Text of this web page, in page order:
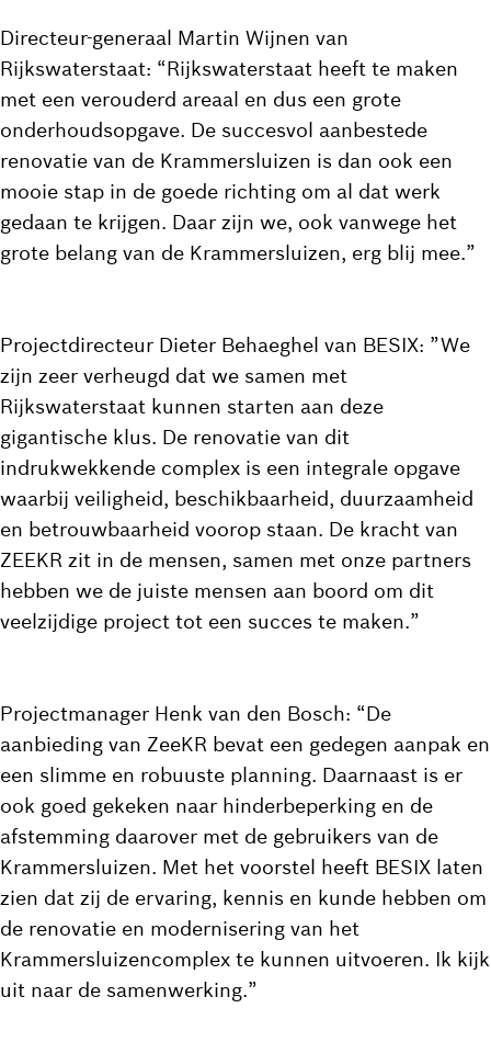
Directeur-generaal Martin Wijnen van
Rijkswaterstaat: “Rijkswaterstaat heeft te maken
met een verouderd areaal en dus een grote
onderhoudsopgave. De succesvol aanbestede
renovatie van de Krammersluizen is dan ook een
mooie stap in de goede richting om al dat werk
gedaan te krijgen. Daar zijn we, ook vanwege het
grote belang van de Krammersluizen, erg blij mee.”
Projectdirecteur Dieter Behaeghel van BESIX: ”We
zijn zeer verheugd dat we samen met
Rijkswaterstaat kunnen starten aan deze
gigantische klus. De renovatie van dit
indrukwekkende complex is een integrale opgave
waarbij veiligheid, beschikbaarheid, duurzaamheid
en betrouwbaarheid voorop staan. De kracht van
ZEEKR zit in de mensen, samen met onze partners
hebben we de juiste mensen aan boord om dit
veelzijdige project tot een succes te maken.”
Projectmanager Henk van den Bosch: “De
aanbieding van ZeeKR bevat een gedegen aanpak en
een slimme en robuuste planning. Daarnaast is er
ook goed gekeken naar hinderbeperking en de
afstemming daarover met de gebruikers van de
Krammersluizen. Met het voorstel heeft BESIX laten
zien dat zij de ervaring, kennis en kunde hebben om
de renovatie en modernisering van het
Krammersluizencomplex te kunnen uitvoeren. Ik kijk
uit naar de samenwerking.”